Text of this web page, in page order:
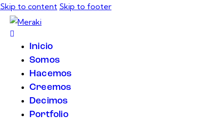
Skip to content Skip to footer
Inicio
Somos
Hacemos
Creemos
Decimos
Portfolio